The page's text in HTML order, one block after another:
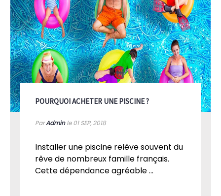
POURQUOI ACHETER UNE PISCINE ?
ParAdminle 01SEP, 2018
Installer une piscine relève souvent du
rêve de nombreux famille français.
Cette dépendance agréable ...